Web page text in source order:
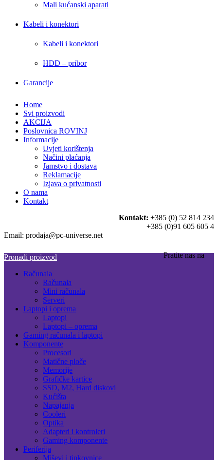
Mali kućanski aparati
Kabeli i konektori
Kabeli i konektori
HDD – pribor
Garancije
Home
Svi proizvodi
AKCIJA
Poslovnica ROVINJ
Informacije
Uvjeti korištenja
Načini plaćanja
Jamstvo i dostava
Reklamacije
Izjava o privatnosti
O nama
Kontakt
Kontakt: +385 (0) 52 814 234
+385 (0)91 605 605 4
Email: prodaja@pc-universe.net
Pratite nas na
Pronađi proizvod
Računala
Računala
Mini računala
Serveri
Laptopi i oprema
Laptopi
Laptopi – oprema
Gaming računala i laptopi
Komponente
Procesori
Matične ploče
Memorije
Grafičke kartice
SSD, M2, Hard diskovi
Kućišta
Napajanja
Cooleri
Optika
Adapteri i kontroleri
Gaming komponente
Periferija
Miševi i tipkovnice